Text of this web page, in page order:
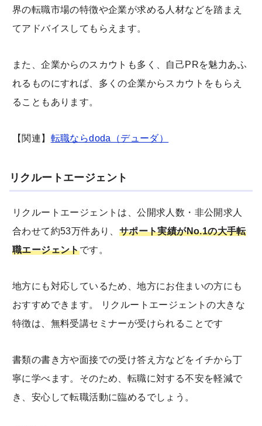
界の転職市場の特徴や企業が求める人材などを踏まえ
てアドバイスしてもらえます。
また、企業からのスカウトも多く、自己PRを魅力あふ
れるものにすれば、多くの企業からスカウトをもらえ
ることもあります。
【関連】 転職ならdoda（デューダ）
リクルートエージェント
リクルートエージェントは、公開求人数・非公開求人
合わせて約53万件あり、 サポート実績がNo.1の大手転
職エージェントです。
地方にも対応しているため、地方にお住まいの方にも
おすすめできます。 リクルートエージェントの大きな
特徴は、無料受講セミナーが受けられることです
書類の書き方や面接での受け答え方などをイチから丁
寧に学べます。そのため、転職に対する不安を軽減で
き、安心して転職活動に臨めるでしょう。